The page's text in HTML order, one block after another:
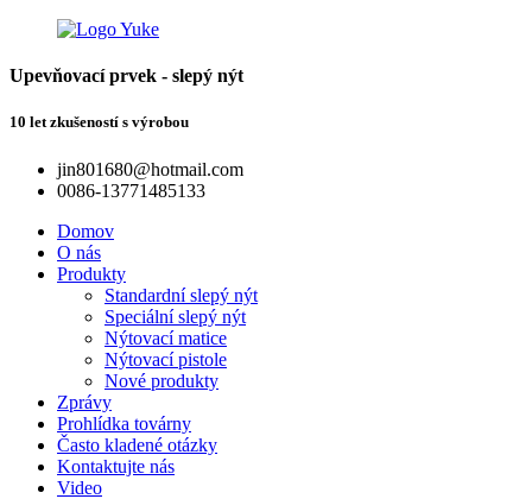
Upevňovací prvek - slepý nýt
10 let zkušeností s výrobou
jin801680@hotmail.com
0086-13771485133
Domov
O nás
Produkty
Standardní slepý nýt
Speciální slepý nýt
Nýtovací matice
Nýtovací pistole
Nové produkty
Zprávy
Prohlídka továrny
Často kladené otázky
Kontaktujte nás
Video